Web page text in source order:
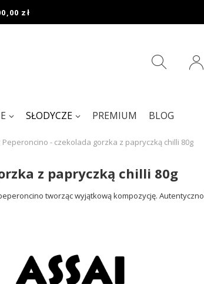
zł
SŁODYCZE PREMIUM BLOG
Peperoncino - czekolada gorzka z papryczką chilli 80g
z papryczką chilli 80g
tworząc wyjątkową kompozycję.